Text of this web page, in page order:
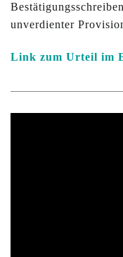
unverdienter
Link zum Urteil im